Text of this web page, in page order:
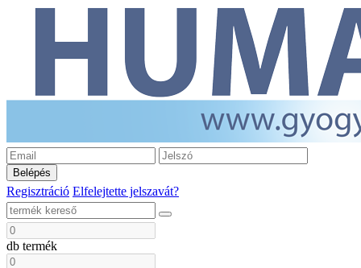
Belépés
Regisztráció Elfelejtette jelszavát?
db termék